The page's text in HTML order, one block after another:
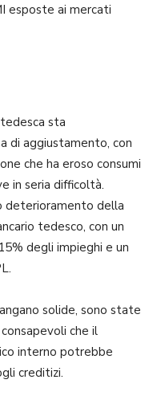
esposte ai mercati
tedesca sta
di aggiustamento, con
che ha eroso consumi
in seria difficoltà.
deterioramento della
tedesco, con un
degli impieghi e un
solide, sono state
che il
interno potrebbe
creditizi.